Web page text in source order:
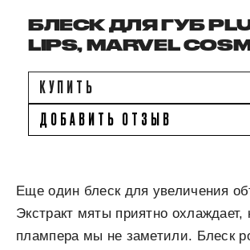
БЛЕСК ДЛЯ ГУБ
LIPS, MARVEL
КУПИТЬ
ДОБАВИТЬ ОТЗЫВ
Еще один блеск для увеличения
Экстракт мяты приятно
плампера мы не заметили. Блеск